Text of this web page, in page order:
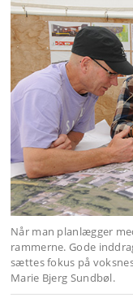
Når man planlægger
rammerne. Gode
sættes fokus på
Marie Bjerg Sundbøl.